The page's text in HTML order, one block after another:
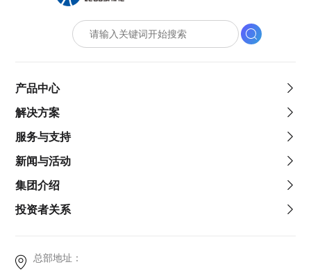
总部地址：
产品中心
解决方案
服务与支持
新闻与活动
集团介绍
投资者关系